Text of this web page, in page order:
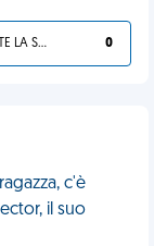
SVEGLIATI, TE LA SEI CERCATA! 0
c'è
il suo